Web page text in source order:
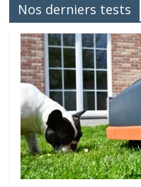
Nos derniers tests